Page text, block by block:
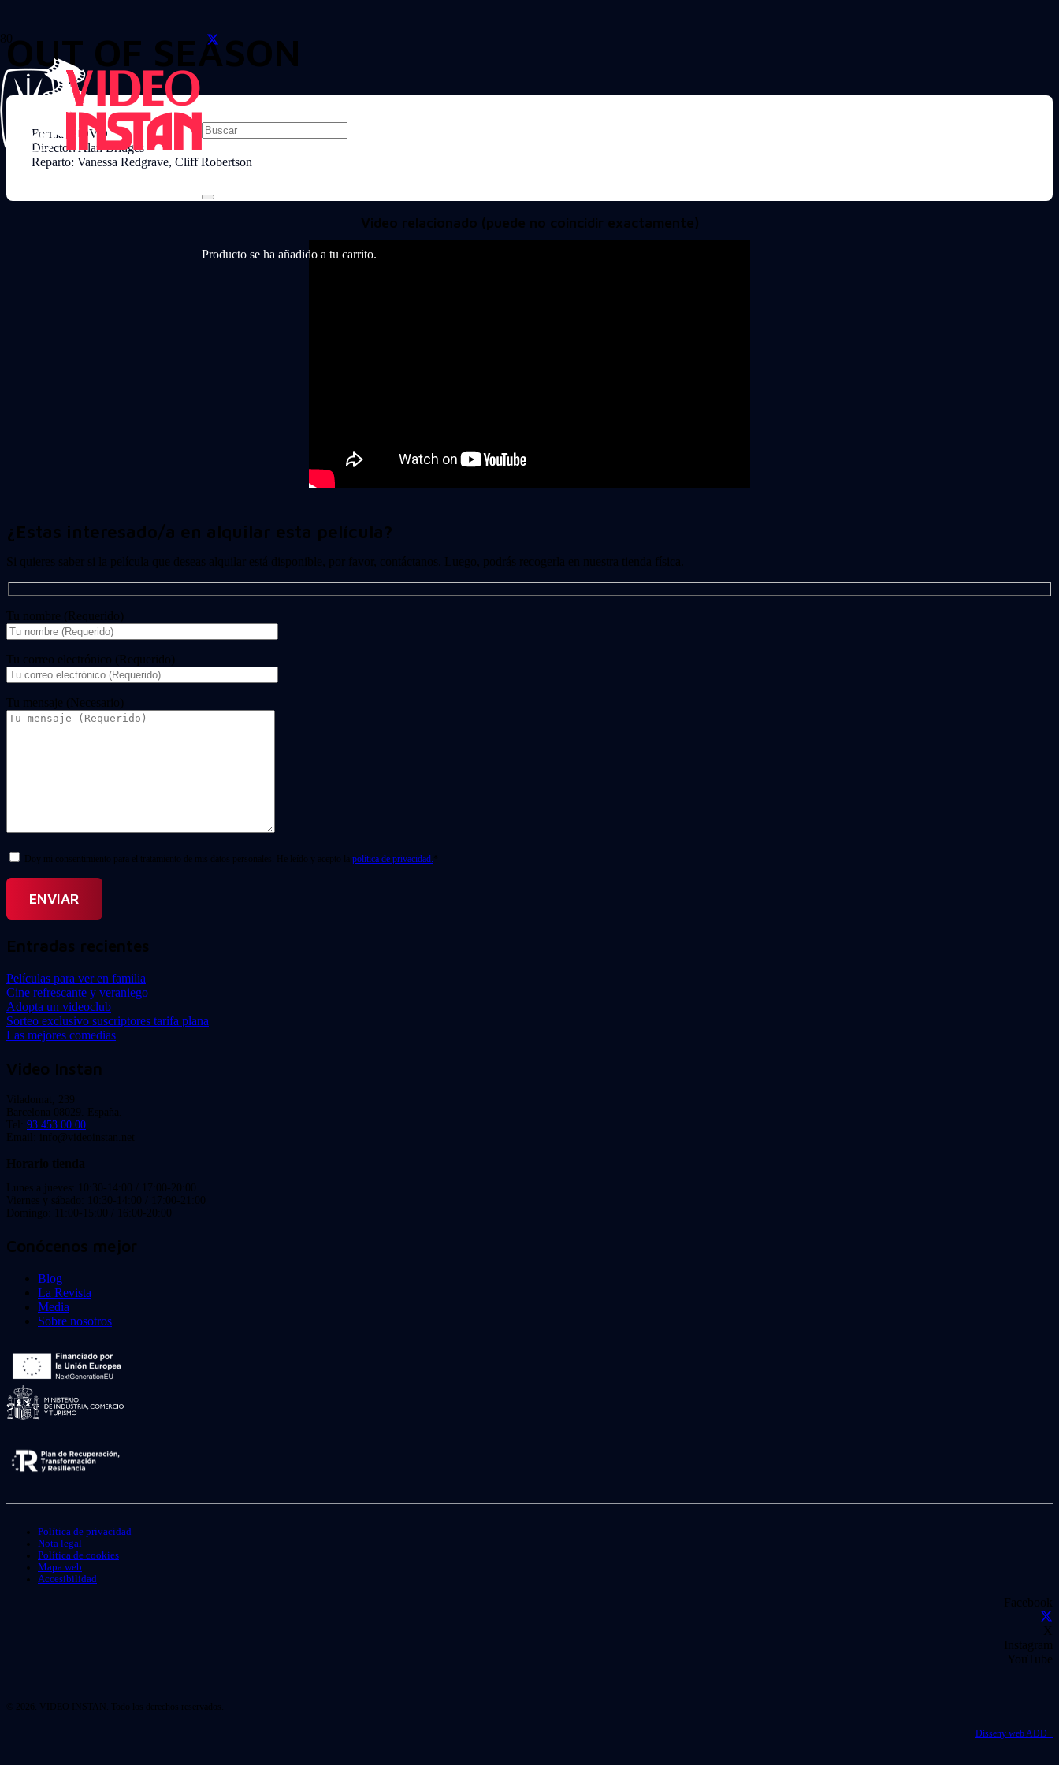
Producto se ha añadido a tu carrito.
OUT OF SEASON
Formato: DVD
Director: Alan Bridges
Reparto: Vanessa Redgrave, Cliff Robertson
Video relacionado (puede no coincidir exactamente)
¿Estas interesado/a en alquilar esta película?
Si quieres saber si la película que deseas alquilar está disponible, por favor, contáctanos. Luego, podrás recogerla en nuestra tienda física.
Tu nombre (Requerido)
Tu correo electrónico (Requerido)
Tu mensaje (Necesario)
Doy mi consentimiento para el tratamiento de mis datos personales. He leído y acepto la política de privacidad. *
Entradas recientes
Películas para ver en familia
Cine refrescante y veraniego
Adopta un videoclub
Sorteo exclusivo suscriptores tarifa plana
Las mejores comedias
Video Instan
Viladomat, 239
Barcelona 08029. España.
Tel: 93 453 00 00
Email: info@videoinstan.net
Horario tienda
Lunes a jueves: 10:30-14:00 / 17:00-20:00
Viernes y sábado: 10:30-14:00 / 17:00-21:00
Domingo: 11:00-15:00 / 16:00-20:00
Conócenos mejor
Blog
La Revista
Media
Sobre nosotros
Política de privacidad
Nota legal
Política de cookies
Mapa web
Accesibilidad
Facebook
X
Instagram
YouTube
© 2026. VIDEO INSTAN. Todo los derechos reservados.
Disseny web ADD+